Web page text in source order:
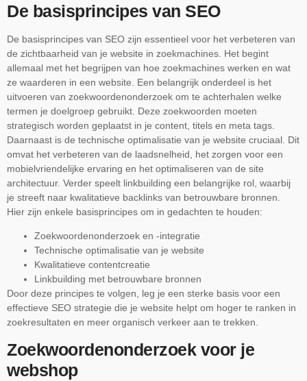
De basisprincipes van SEO
De basisprincipes van SEO zijn essentieel voor het verbeteren van
de zichtbaarheid van je website in zoekmachines. Het begint
allemaal met het begrijpen van hoe zoekmachines werken en wat
ze waarderen in een website. Een belangrijk onderdeel is het
uitvoeren van zoekwoordenonderzoek om te achterhalen welke
termen je doelgroep gebruikt. Deze zoekwoorden moeten
strategisch worden geplaatst in je content, titels en meta tags.
Daarnaast is de technische optimalisatie van je website cruciaal. Dit
omvat het verbeteren van de laadsnelheid, het zorgen voor een
mobielvriendelijke ervaring en het optimaliseren van de site
architectuur. Verder speelt linkbuilding een belangrijke rol, waarbij
je streeft naar kwalitatieve backlinks van betrouwbare bronnen.
Hier zijn enkele basisprincipes om in gedachten te houden:
Zoekwoordenonderzoek en -integratie
Technische optimalisatie van je website
Kwalitatieve contentcreatie
Linkbuilding met betrouwbare bronnen
Door deze principes te volgen, leg je een sterke basis voor een
effectieve SEO strategie die je website helpt om hoger te ranken in
zoekresultaten en meer organisch verkeer aan te trekken.
Zoekwoordenonderzoek voor je
webshop